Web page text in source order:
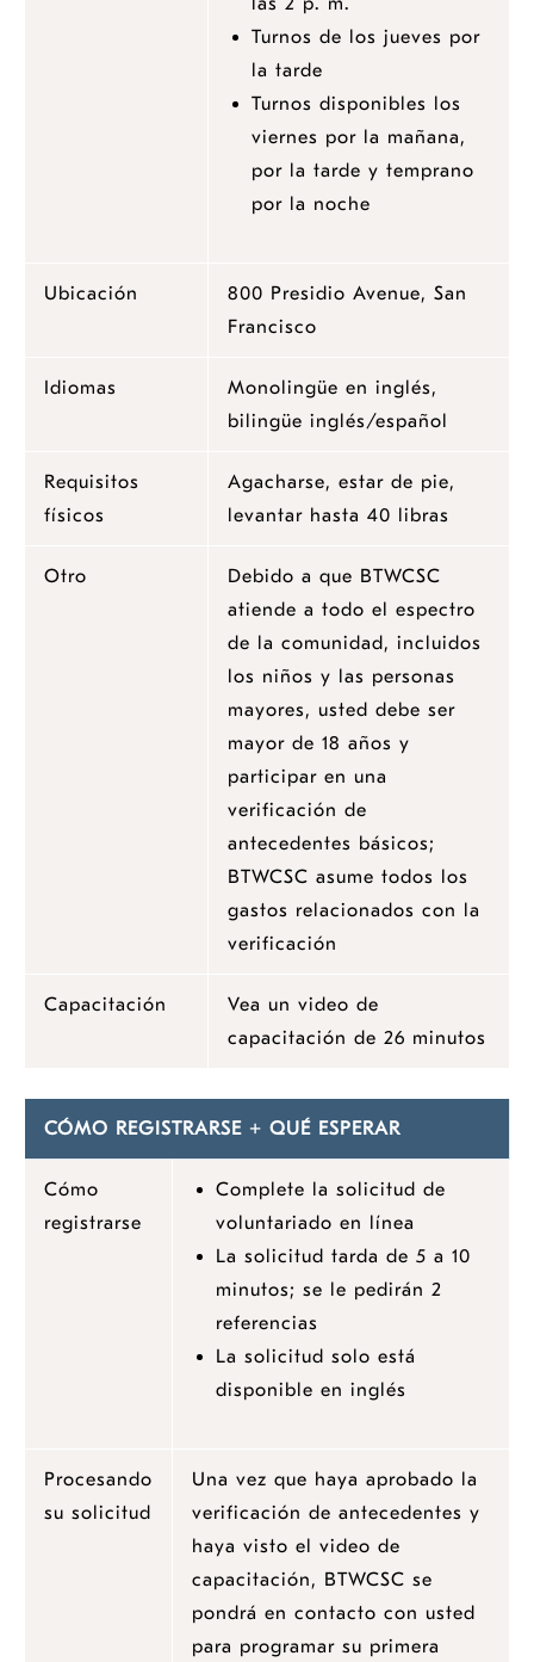
Turnos de los jueves por
la tarde
Turnos disponibles los
viernes por la mañana,
por la tarde y temprano
por la noche
Ubicación
800 Presidio Avenue, San
Francisco
new
window
Idiomas
Monolingüe en inglés,
bilingüe inglés/español
Requisitos
físicos
Agacharse, estar de pie,
levantar hasta 40 libras
Otro
Debido a que BTWCSC
atiende a todo el espectro
de la comunidad, incluidos
los niños y las personas
mayores, usted debe ser
mayor de 18 años y
participar en una
verificación de
antecedentes básicos;
BTWCSC asume todos los
gastos relacionados con la
verificación
Capacitación
Vea un video de
capacitación de 26 minutos
CÓMO REGISTRARSE + QUÉ ESPERAR
Cómo
registrarse
Complete la solicitud de
voluntariado opens
a
new
en línea
La solicitud tarda de 5 a 10
minutos; se le pedirán 2
referencias
La solicitud solo está
disponible en inglés
Procesando
su solicitud
Una vez que haya aprobado la
verificación de antecedentes y
haya visto el video de
capacitación, BTWCSC se
pondrá en contacto con usted
para programar su primera